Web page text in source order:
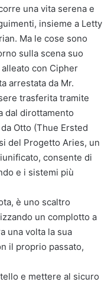
una vita serena e
insieme a Letty
Ma le cose sono
sulla scena suo
con Cipher
arrestata da Mr.
trasferita tramite
dal dirottamento
Otto (Thue Ersted
del Progetto Aries, un
consente di
e i sistemi più
è uno scaltro
un complotto a
una volta la sua
il proprio passato,
e mettere al sicuro